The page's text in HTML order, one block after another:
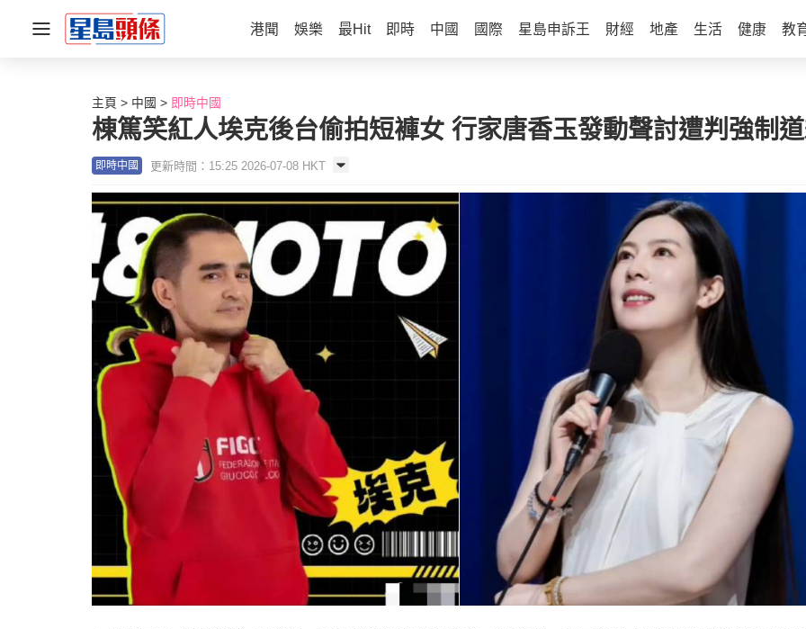
港聞 娛樂 最Hit 即時 中國 國際 星島申訴王 財經 地產 生活 健康 教
主頁 中國 即時中國
棟篤笑紅人埃克後台偷拍短褲女 行家唐香玉發動聲討遭判強制
即時中國 更新時間：15:25 2026-07-08 HKT